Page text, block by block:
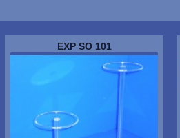
EXP SO 101